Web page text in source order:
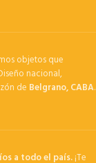
objetos que
nacional,
de Belgrano, CABA.
a todo el país.¡Te